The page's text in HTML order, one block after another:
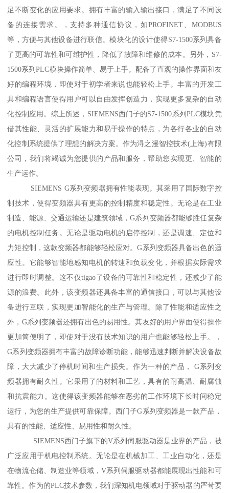
足不断变化的应用要求。拥有丰富的输入输出接口，满足了不同设
备的连接需求。，支持多种通信协议，如PROFINET、MODBUS
等，方便与其他设备进行联信。模块化的设计使得S7-1500系列具备
了更高的可靠性和可维护性，降低了故障和维修的成本。另外，S7-
1500系列PLC模块操作简单、易于上手。配备了直观的操作界面和友
好的编程环境，即使对于初学者来说也能轻松上手。丰富的开发工
具和编程语言使得用户可以自由发挥创造力，实现更多复杂的自动
化控制应用。综上所述，SIEMENS西门子的S7-1500系列PLC模块凭
借其性能、灵活的扩展能力和易于操作的特点，为各行各业的自动
化控制系统提供了理想的解决方案。作为浔之漫智控技术(上海)有限
公司，我们将竭诚为您提供的产品和服务，帮助您实现更、智能的
生产运作。
SIEMENS G系列变频器拥有性能表现。其采用了国际数字控
制技术，使得变频器具有更高的控制精度和稳定性。无论是在工业
制造、能源、交通运输还是建筑领域，G系列变频器都能够胜任复杂
的电机控制任务。无论是驱动电机的启停控制，还是调速、定位和
力矩控制，这款变频器都能够轻松应对。G系列变频器具备出色的适
应性。它能够智能地感知电机的转速和负载变化，并根据实际需求
进行即时调整。这不仅tigao了设备的可靠性和稳定性，还减少了能
源的浪费。此外，该变频器还具备丰富的通信接口，可以与其他设
备进行互联，实现更加智能化的生产与管理。除了性能和适应性之
外，G系列变频器还拥有出色的易用性。其友好的用户界面使得操作
更加简便明了，即使对于没有技术知识的用户也能够轻松上手。，
G系列变频器拥有丰富的故障诊断功能，能够迅速判断并解决设备故
障，大大减少了停机时间和生产损失。作为一种的产品， G系列变
频器拥有耐久性。它采用了的材料和工艺，具有的耐高温、耐腐蚀
和抗震能力。这使得该变频器能够在恶劣的工作环境下长时间稳定
运行，为您的生产提供可靠保障。西门子G系列变频器是一款产品，
具有的性能、适应性、易用性和耐久性。
SIEMENS西门子旗下的V系列伺服驱动器是业界的产品，被
广泛应用于机电控制系统。无论是在机械加工、工业自动化，还是
在物流仓储、制造业等领域，V系列伺服驱动器都能展现出性能和可
靠性。作为的PLC技术参数，我们深知机电领域对于驱动器的严苛要